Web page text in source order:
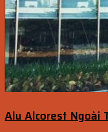
Alu Alcorest Ngoài